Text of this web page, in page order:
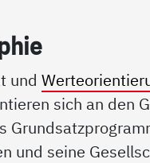
und
sich an den
und seine